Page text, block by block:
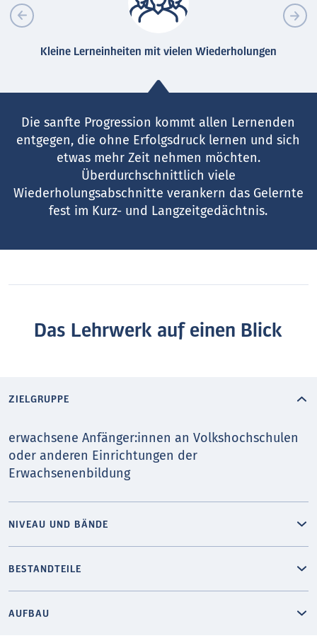
Kleine Lerneinheiten mit vielen Wiederholungen
Die sanfte Progression kommt allen Lernenden
entgegen, die ohne Erfolgsdruck lernen und sich
etwas mehr Zeit nehmen möchten.
Überdurchschnittlich viele
Wiederholungsabschnitte verankern das Gelernte
fest im Kurz- und Langzeitgedächtnis.
Das Lehrwerk auf einen Blick
ZIELGRUPPE
erwachsene Anfänger:innen an Volkshochschulen
oder anderen Einrichtungen der
Erwachsenenbildung
NIVEAU UND BÄNDE
BESTANDTEILE
AUFBAU